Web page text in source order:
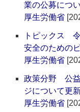
業の公募につ
厚生労働省
トピックス
安全のための
厚生労働省
政策分野 公益
ジについて更
厚生労働省